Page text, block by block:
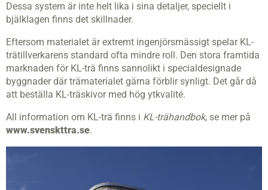
Dessa system är inte helt lika i sina detaljer, speciellt i
bjälklagen finns det skillnader.
Eftersom materialet är extremt ingenjörsmässigt spelar KL-
trätillverkarens standard ofta mindre roll. Den stora framtida
marknaden för KL-trä finns sannolikt i specialdesignade
byggnader där trämaterialet gärna förblir synligt. Det går då
att beställa KL-träskivor med hög ytkvalité.
All information om KL-trä finns i KL-trähandbok, se mer på
www.svenskttra.se.